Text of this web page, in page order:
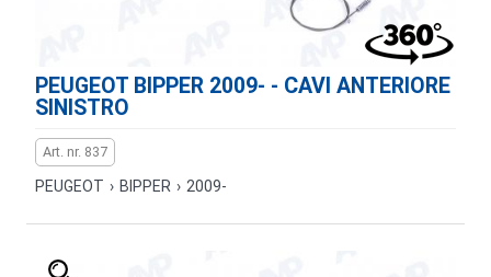
PEUGEOT BIPPER 2009- - CAVI ANTERIORE
SINISTRO
Art. nr. 837
PEUGEOT › BIPPER › 2009-